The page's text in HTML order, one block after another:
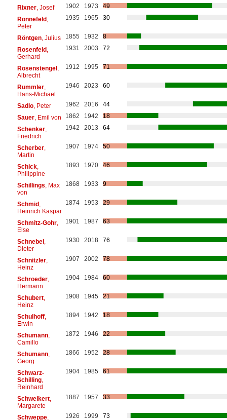
Rixner, Josef 1902 1973
49
Ronnefeld,
Peter
1935 1965 30
Röntgen, Julius 1855 1932
8
Rosenfeld,
Gerhard
1931 2003 72
Rosenstengel,
Albrecht
1912 1995 71
Rummler,
Hans-Michael
1946 2023 60
Sadlo, Peter 1962 2016
44
Sauer, Emil von 1862 1942
18
Schenker,
Friedrich
1942 2013 64
Scherber,
Martin
1907 1974 50
Schick,
Philippine
1893 1970 46
Schillings , Max
von
1868 1933 9
Schmid,
Heinrich Kaspar
1874 1953 29
Schmitz-Gohr,
Else
1901 1987 63
Schnebel,
Dieter
1930 2018 76
Schnitzler,
Heinz
1907 2002 78
Schroeder,
Hermann
1904 1984 60
Schubert,
Heinz
1908 1945 21
Schulhoff,
Erwin
1894 1942 18
Schumann,
Camillo
1872 1946 22
Schumann,
Georg
1866 1952 28
Schwarz-
Schilling,
Reinhard
1904 1985 61
Schweikert,
Margarete
1887 1957 33
Schweppe, 1926 1999 73